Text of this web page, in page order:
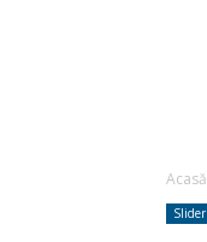
Acasă
Slider